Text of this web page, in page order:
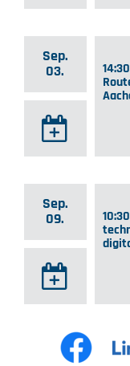
Sep.
03.
Sep.
09.